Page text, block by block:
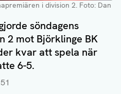
i division 2. Foto: Dan
söndagens
2 mot Björklinge BK
kvar att spela när
6-5.